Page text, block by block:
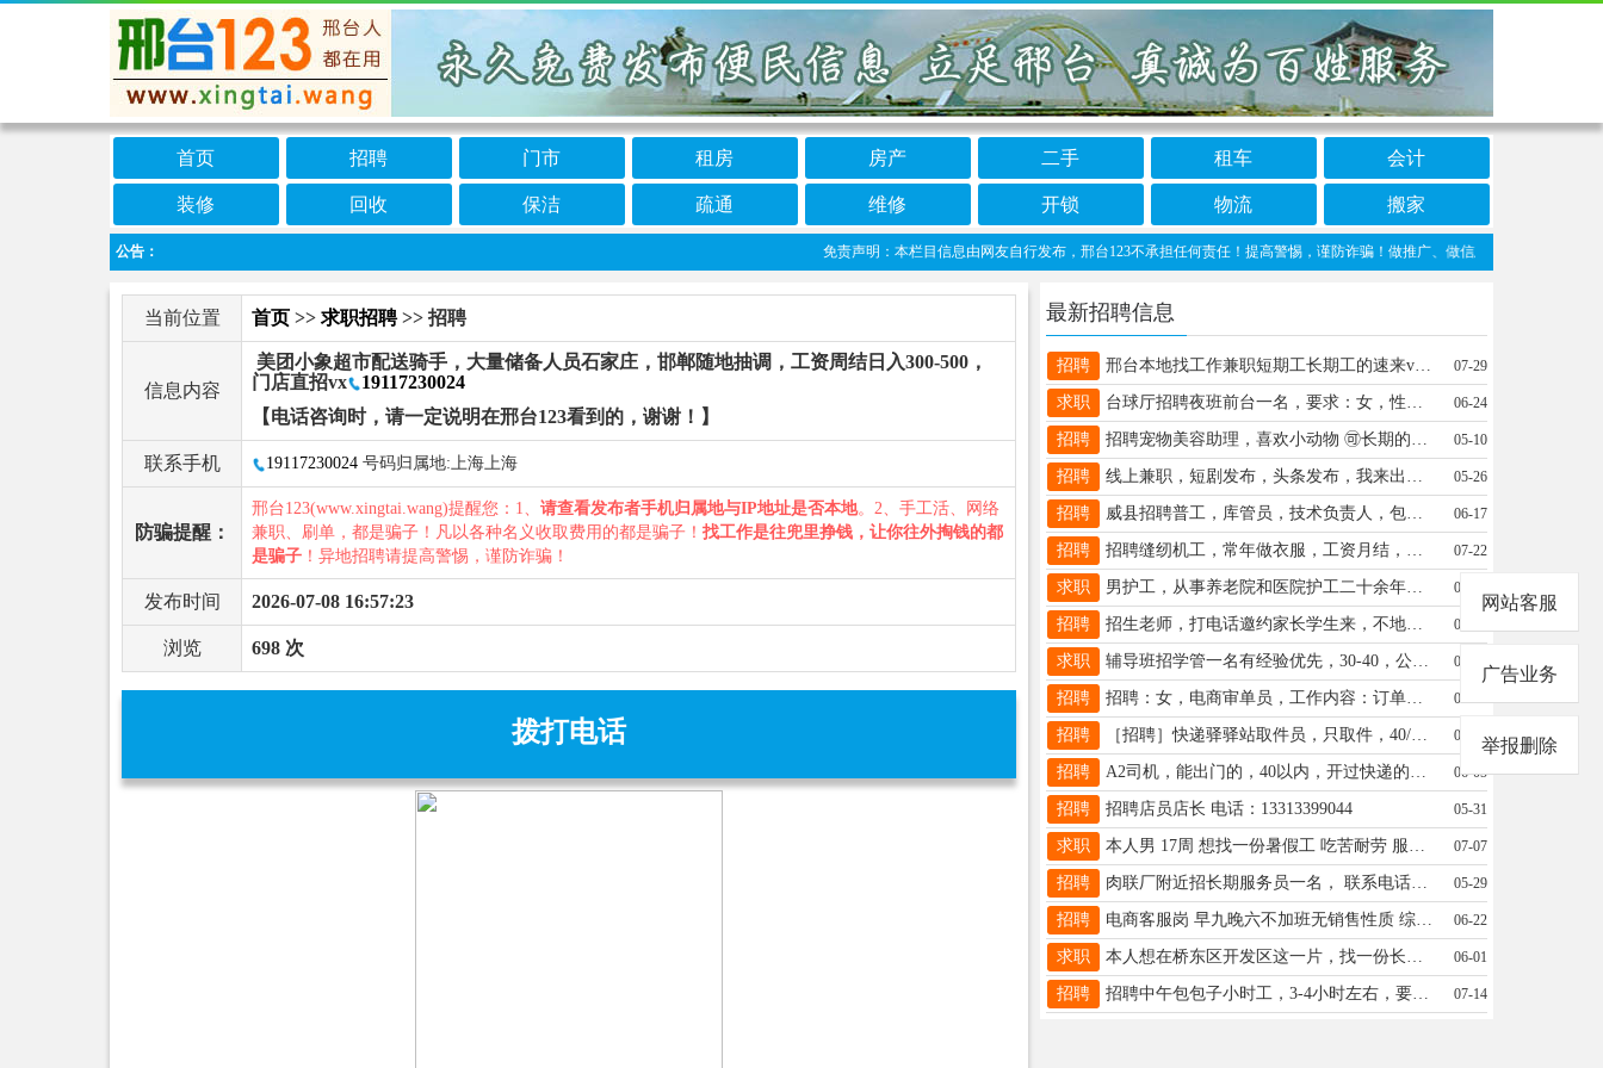
首页 招聘 门市 租房 房产 二手 租车 会计
装修 回收 保洁 疏通 维修 开锁 物流 搬家
公告： 免责声明：本栏目信息由网友自行发布，邢台123不承担任何责任！提高警惕，谨防诈骗！做推广、做信息置顶！请加邢台123客
当前位置 首页 >> 求职招聘>> 招聘
信息内容
美团小象超市配送骑手，大量储备人员石家庄，邯郸随地抽调，工资周结日入300-500，
门店直招vx
19117230024
【电话咨询时，请一定说明在邢台123看到的，谢谢！】
联系手机 19117230024 号码归属地:上海上海
防骗提醒：
邢台123(www.xingtai.wang)提醒您：1、 请查看发布者手机归属地与IP地址是否本地。2、手工活、网络
兼职、刷单，都是骗子！凡以各种名义收取费用的都是骗子！ 找工作是往兜里挣钱，让你往外掏钱的都
是骗子 ！异地招聘请提高警惕，谨防诈骗！
发布时间 2026-07-08 16:57:23
浏览 698 次
拨打电话
最新招聘信息
招聘 邢台本地找工作兼职短期工长期工的速来vx：19832160520 07-29
求职 台球厅招聘夜班前台一名，要求：女，性格开朗，认真负责。电话15932292509 06-24
招聘 招聘宠物美容助理，喜欢小动物 🉑长期的来 财满街 电话18731996995 05-10
招聘 线上兼职，短剧发布，头条发布，我来出作品你发布就行5-5开＋v15284350813 05-26
招聘 威县招聘普工，库管员，技术负责人，包吃住。电话：15131931035 06-17
招聘 招聘缝纫机工，常年做衣服，工资月结，地址邢东市场附近13931928321石先生 07-22
求职 男护工，从事养老院和医院护工二十余年，经验丰富，有需要医院陪护患者的家属请联系，全天160元，电话19041591870 05-27
招聘 招生老师，打电话邀约家长学生来，不地推。年龄25-43周岁，三院附近辅导班 电话18875725908 06-06
求职 辅导班招学管一名有经验优先，30-40，公休4-6天，基本工资+提成+五险18631977229同时也招课程顾问 05-18
招聘 招聘：女，电商审单员，工作内容：订单推送各仓库，有聚水潭ERP经验优先工资3500，19532290006 07-19
招聘 ［招聘］快递驿驿站取件员，只取件，40/天，长期短期都可以，位置襄都区东崇礼街 电话180000392220 06-05
招聘 A2司机，能出门的，40以内，开过快递的，新手8000全包大手面议18034297170-能出门的联系不能出门的就别打了 06-05
招聘 招聘店员店长 电话：13313399044 05-31
求职 本人男 17周 想找一份暑假工 吃苦耐劳 服从管理勤劳肯干 15岁就出来工作 有服务行业的工作经验13333099101 07-07
招聘 肉联厂附近招长期服务员一名， 联系电话16633955168 05-29
招聘 电商客服岗 早九晚六不加班无销售性质 综合薪资4000-7000 要求中专及以上学历 联系16603197719 06-22
求职 本人想在桥东区开发区这一片，找一份长白班工作，一天8个小时，最好有公休，保险饭店勿扰，联系电话19133536615 06-01
招聘 招聘中午包包子小时工，3-4小时左右，要求干活利索，50岁以下。15614296633 07-14
网站客服
广告业务
举报删除